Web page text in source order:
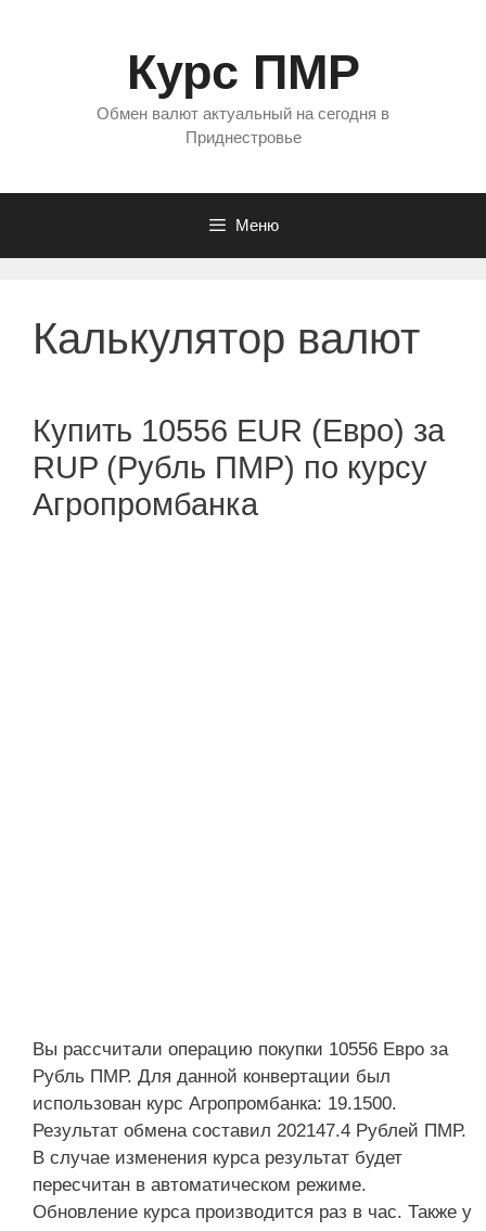
Курс ПМР
Обмен валют актуальный на сегодня в
Приднестровье
Меню
Калькулятор валют
Купить 10556 EUR (Евро) за
RUP (Рубль ПМР) по курсу
Агропромбанка
Вы рассчитали операцию покупки 10556 Евро за
Рубль ПМР. Для данной конвертации был
использован курс Агропромбанка: 19.1500.
Результат обмена составил 202147.4 Рублей ПМР.
В случае изменения курса результат будет
пересчитан в автоматическом режиме.
Обновление курса производится раз в час. Также у